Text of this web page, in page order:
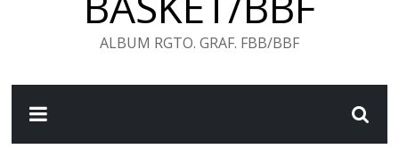
ALBUM RGTO. GRAF. FBB/BBF